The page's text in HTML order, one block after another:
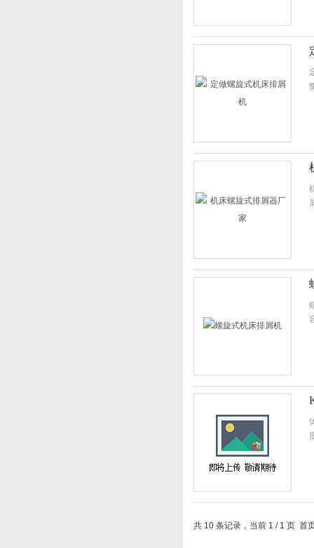
共 10 条记录，当前 1 / 1 页